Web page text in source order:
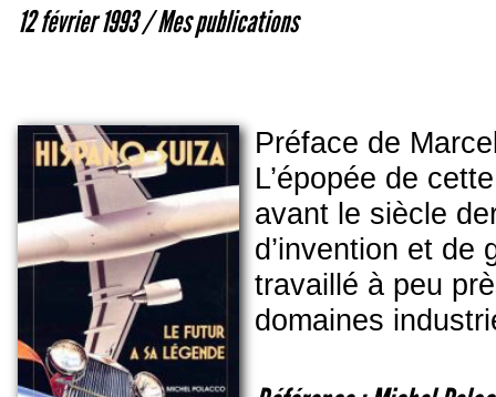
12 février 1993 /Mes publications
Préface de
L’épopée de
avant le siècle
d’invention et
travaillé à peu
domaines